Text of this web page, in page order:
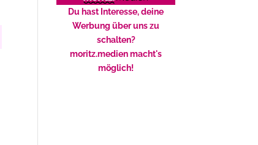
Du hast Interesse, deine
Werbung über uns zu
schalten?
moritz.medien macht's
möglich!